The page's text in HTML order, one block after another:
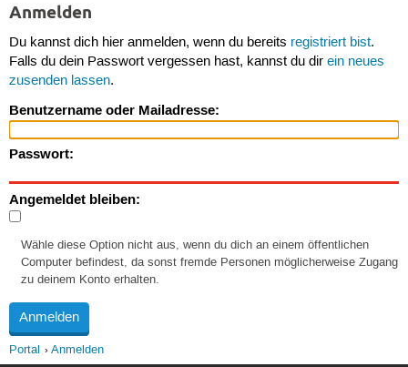
Anmelden
Du kannst dich hier anmelden, wenn du bereits registriert bist.
Falls du dein Passwort vergessen hast, kannst du dir ein neues
zusenden lassen.
Benutzername oder Mailadresse:
Passwort:
Angemeldet bleiben:
Wähle diese Option nicht aus, wenn du dich an einem öffentlichen
Computer befindest, da sonst fremde Personen möglicherweise Zugang
zu deinem Konto erhalten.
Portal Anmelden